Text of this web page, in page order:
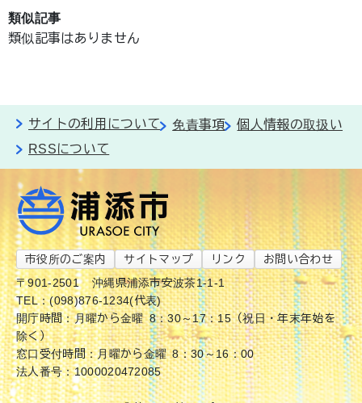
類似記事
類似記事はありません
サイトの利用について 免責事項
個人情報の取扱い
RSSについて
市役所のご案内 サイトマップ リンク お問い合わせ
〒901-2501
沖縄県浦添市安波茶1-1-1
TEL：(098)876-1234(代表)
開庁時間：月曜から金曜 8：30～17：15（祝日・年末年始を
除く）
窓口受付時間：月曜から金曜 8：30～16：00
法人番号：1000020472085